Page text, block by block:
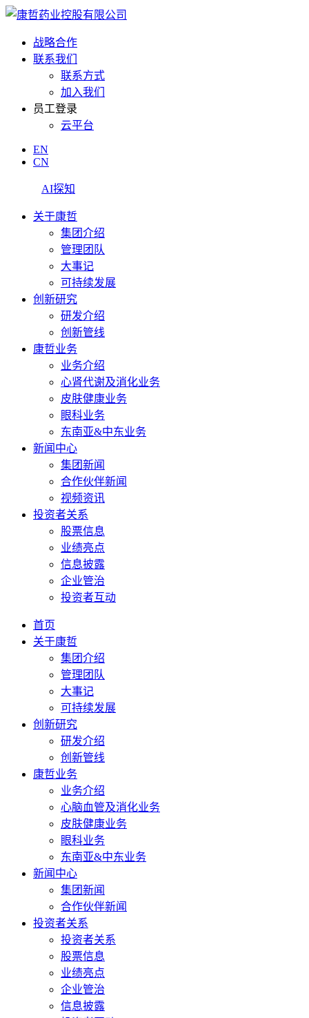
战略合作
联系我们
联系方式
加入我们
员工登录
云平台
EN
CN
AI探知
关于康哲
集团介绍
管理团队
大事记
可持续发展
创新研究
研发介绍
创新管线
康哲业务
业务介绍
心肾代谢及消化业务
皮肤健康业务
眼科业务
东南亚&中东业务
新闻中心
集团新闻
合作伙伴新闻
视频资讯
投资者关系
股票信息
业绩亮点
信息披露
企业管治
投资者互动
首页
关于康哲
集团介绍
管理团队
大事记
可持续发展
创新研究
研发介绍
创新管线
康哲业务
业务介绍
心脑血管及消化业务
皮肤健康业务
眼科业务
东南亚&中东业务
新闻中心
集团新闻
合作伙伴新闻
投资者关系
投资者关系
股票信息
业绩亮点
企业管治
信息披露